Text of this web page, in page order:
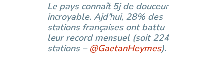
Le pays connaît 5j de douceur
incroyable. Ajd’hui, 28% des
stations françaises ont battu
leur record mensuel (soit 224
stations – @GaetanHeymes).